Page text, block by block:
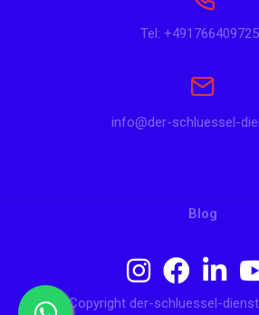
Tel:
info@der-schluessel-
Blog
© 2024 Copyright der-schluessel-